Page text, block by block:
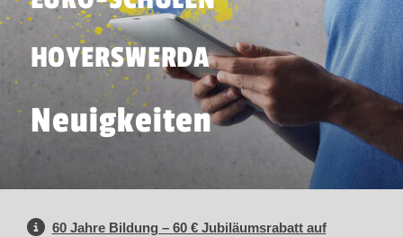
HOYERSWERDA
Neuigkeiten
60 Jahre Bildung – 60 € Jubiläumsrabatt auf